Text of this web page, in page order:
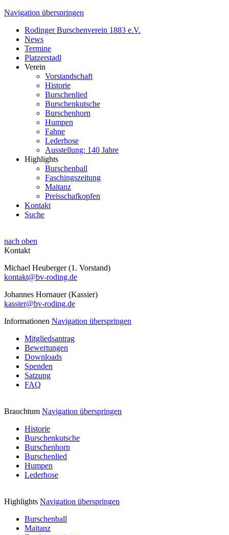
Navigation überspringen
Rodinger Burschenverein 1883 e.V.
News
Termine
Platzerstadl
Verein
Vorstandschaft
Historie
Burschenlied
Burschenkutsche
Burschenhorn
Humpen
Fahne
Lederhose
Ausstellung: 140 Jahre
Highlights
Burschenball
Faschingszeitung
Maitanz
Preisschafkopfen
Kontakt
Suche
nach oben
Kontakt
Michael Heuberger (1. Vorstand)
kontakt@bv-roding.de
Johannes Hornauer (Kassier)
kassier@bv-roding.de
Informationen Navigation überspringen
Mitgliedsantrag
Bewertungen
Downloads
Spenden
Satzung
FAQ
Brauchtum Navigation überspringen
Historie
Burschenkutsche
Burschenhorn
Burschenlied
Humpen
Lederhose
Highlights Navigation überspringen
Burschenball
Maitanz